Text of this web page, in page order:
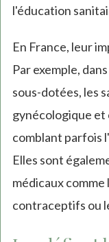
l'éducation
En France, leur
Par exemple,
sous-dotées, les
gynécologique et
comblant parfois
Elles sont
médicaux
contraceptifs ou